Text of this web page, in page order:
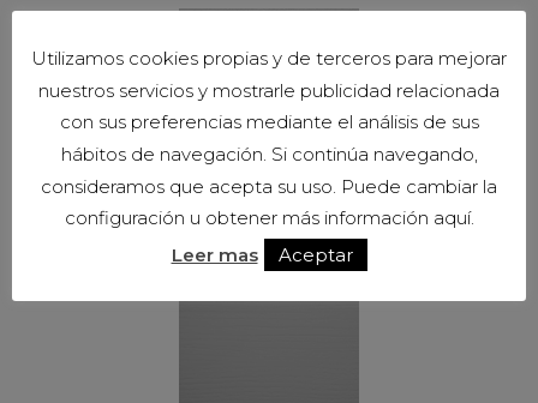
Cemento
Utilizamos cookies propias y de terceros para mejorar
nuestros servicios y mostrarle publicidad relacionada
con sus preferencias mediante el análisis de sus
hábitos de navegación. Si continúa navegando,
consideramos que acepta su uso. Puede cambiar la
configuración u obtener más información aquí.
Leer mas
Aceptar